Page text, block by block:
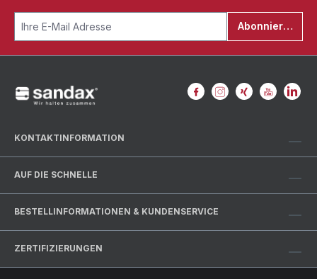
Abonnieren
KONTAKTINFORMATION
AUF DIE SCHNELLE
BESTELLINFORMATIONEN & KUNDENSERVICE
ZERTIFIZIERUNGEN